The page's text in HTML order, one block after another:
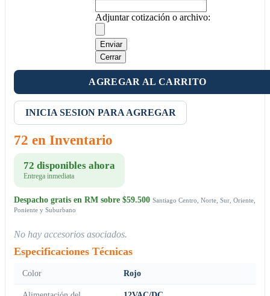
Adjuntar cotización o archivo:
Enviar
Cerrar
AGREGAR AL CARRITO
INICIA SESION PARA AGREGAR
72 en Inventario
72 disponibles ahora
Entrega inmediata
Despacho gratis en RM sobre $59.500 Santiago Centro, Norte, Sur, Oriente,
Poniente y Suburbano
No hay accesorios asociados.
Especificaciones Técnicas
Color Rojo